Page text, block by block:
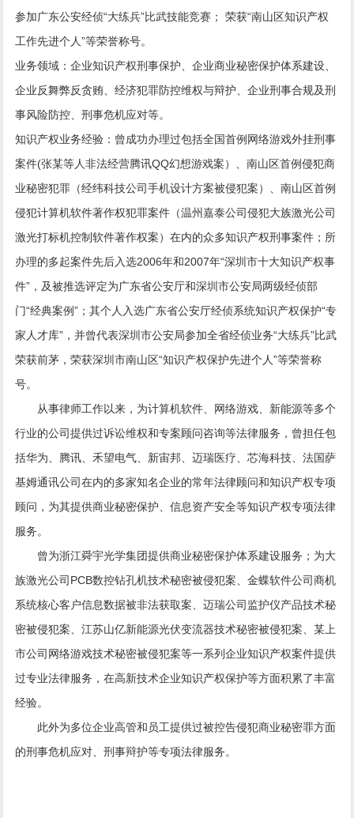
参加广东公安经侦“大练兵”比武技能竞赛； 荣获“南山区知识产权
工作先进个人”等荣誉称号。
业务领域：企业知识产权刑事保护、企业商业秘密保护体系建设、
企业反舞弊反贪贿、经济犯罪防控维权与辩护、企业刑事合规及刑
事风险防控、刑事危机应对等。
知识产权业务经验：曾成功办理过包括全国首例网络游戏外挂刑事
案件(张某等人非法经营腾讯QQ幻想游戏案）、南山区首例侵犯商
业秘密犯罪（经纬科技公司手机设计方案被侵犯案）、南山区首例
侵犯计算机软件著作权犯罪案件（温州嘉泰公司侵犯大族激光公司
激光打标机控制软件著作权案）在内的众多知识产权刑事案件；所
办理的多起案件先后入选2006年和2007年“深圳市十大知识产权事
件”，及被推选评定为广东省公安厅和深圳市公安局两级经侦部
门“经典案例”；其个人入选广东省公安厅经侦系统知识产权保护“专
家人才库”，并曾代表深圳市公安局参加全省经侦业务“大练兵”比武
荣获前茅，荣获深圳市南山区“知识产权保护先进个人”等荣誉称
号。
从事律师工作以来，为计算机软件、网络游戏、新能源等多个
行业的公司提供过诉讼维权和专案顾问咨询等法律服务，曾担任包
括华为、腾讯、禾望电气、新宙邦、迈瑞医疗、芯海科技、法国萨
基姆通讯公司在内的多家知名企业的常年法律顾问和知识产权专项
顾问，为其提供商业秘密保护、信息资产安全等知识产权专项法律
服务。
曾为浙江舜宇光学集团提供商业秘密保护体系建设服务；为大
族激光公司PCB数控钻孔机技术秘密被侵犯案、金蝶软件公司商机
系统核心客户信息数据被非法获取案、迈瑞公司监护仪产品技术秘
密被侵犯案、江苏山亿新能源光伏变流器技术秘密被侵犯案、某上
市公司网络游戏技术秘密被侵犯案等一系列企业知识产权案件提供
过专业法律服务，在高新技术企业知识产权保护等方面积累了丰富
经验。
此外为多位企业高管和员工提供过被控告侵犯商业秘密罪方面
的刑事危机应对、刑事辩护等专项法律服务。